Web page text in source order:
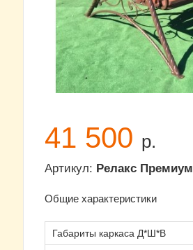
41 500 р.
Артикул: Релакс Премиум
Общие характеристики
Габариты каркаса Д*Ш*В